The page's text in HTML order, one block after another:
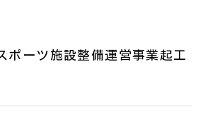
ポーツ施設整備運営事業起工